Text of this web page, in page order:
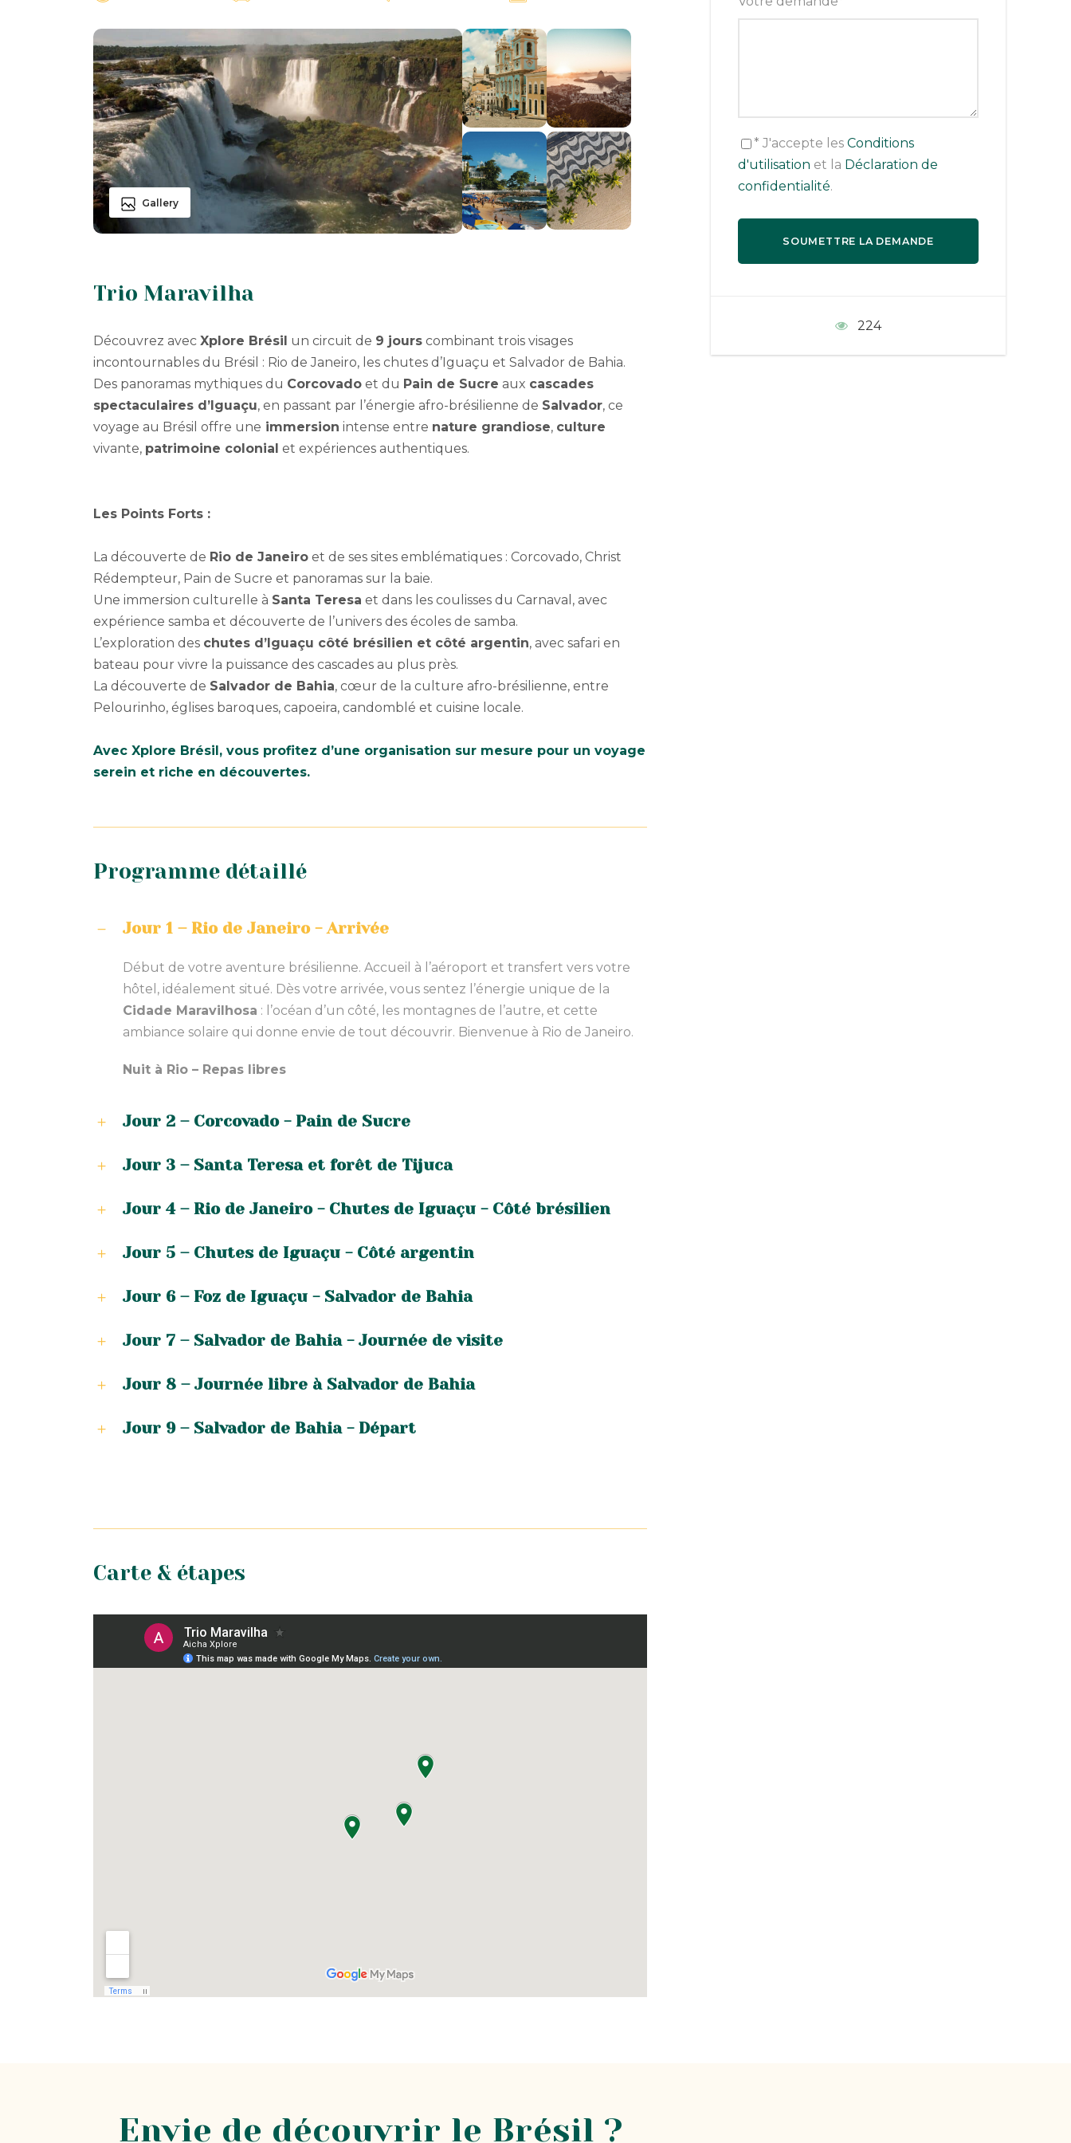
* J'accepte les Conditions
d'utilisation et la Déclaration de
confidentialité.
224
Gallery
Trio Maravilha
Découvrez avec Xplore Brésil un circuit de 9 jours combinant trois visages
incontournables du Brésil : Rio de Janeiro, les chutes d’Iguaçu et Salvador de Bahia.
Des panoramas mythiques du Corcovado et du Pain de Sucre aux cascades
spectaculaires d’Iguaçu, en passant par l’énergie afro-brésilienne de Salvador, ce
voyage au Brésil offre une immersion intense entre nature grandiose, culture
vivante, patrimoine colonial et expériences authentiques.
Les Points Forts :
La découverte de Rio de Janeiro et de ses sites emblématiques : Corcovado, Christ
Rédempteur, Pain de Sucre et panoramas sur la baie.
Une immersion culturelle à Santa Teresa et dans les coulisses du Carnaval, avec
expérience samba et découverte de l’univers des écoles de samba.
L’exploration des chutes d’Iguaçu côté brésilien et côté argentin, avec safari en
bateau pour vivre la puissance des cascades au plus près.
La découverte de Salvador de Bahia, cœur de la culture afro-brésilienne, entre
Pelourinho, églises baroques, capoeira, candomblé et cuisine locale.
Avec Xplore Brésil, vous profitez d’une organisation sur mesure pour un voyage
serein et riche en découvertes.
Programme détaillé
Jour 1 – Rio de Janeiro - Arrivée
Début de votre aventure brésilienne. Accueil à l’aéroport et transfert vers votre
hôtel, idéalement situé. Dès votre arrivée, vous sentez l’énergie unique de la
Cidade Maravilhosa : l’océan d’un côté, les montagnes de l’autre, et cette
ambiance solaire qui donne envie de tout découvrir. Bienvenue à Rio de Janeiro.
Nuit à Rio – Repas libres
Jour 2 – Corcovado - Pain de Sucre
Jour 3 – Santa Teresa et forêt de Tijuca
Jour 4 – Rio de Janeiro - Chutes de Iguaçu - Côté brésilien
Jour 5 – Chutes de Iguaçu - Côté argentin
Jour 6 – Foz de Iguaçu - Salvador de Bahia
Jour 7 – Salvador de Bahia - Journée de visite
Jour 8 – Journée libre à Salvador de Bahia
Jour 9 – Salvador de Bahia - Départ
Carte & étapes
Envie de découvrir le Brésil ?